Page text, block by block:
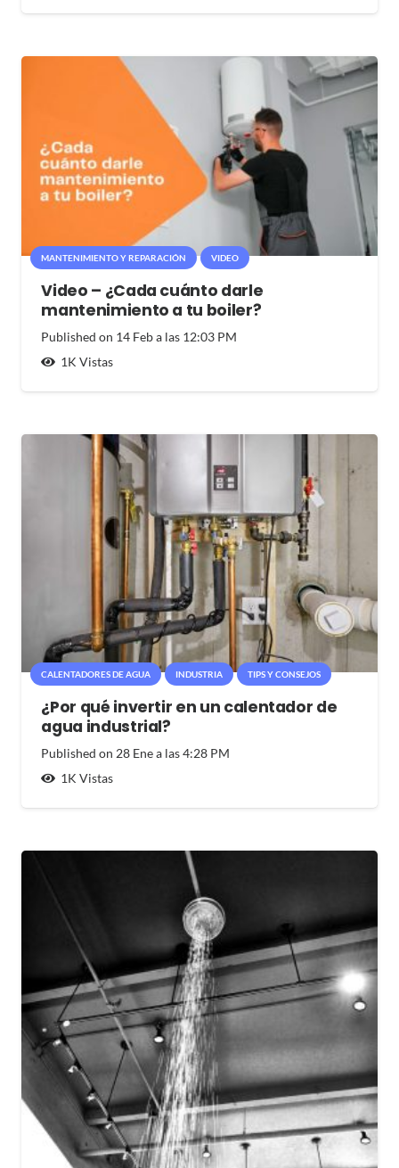
MANTENIMIENTO Y REPARACIÓN VIDEO
Video – ¿Cada cuánto darle
mantenimiento a tu boiler?
Published on 14 Feb a las 12:03 PM
1K Vistas
CALENTADORES DE AGUA INDUSTRIA TIPS Y CONSEJOS
¿Por qué invertir en un calentador de
agua industrial?
Published on 28 Ene a las 4:28 PM
1K Vistas